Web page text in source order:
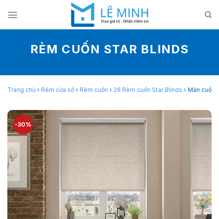
content
RÈM CUỐN STAR BLINDS
Trang chủ › Rèm cửa sổ › Rèm cuốn › 26 Rèm cuốn Star Blinds › Màn cuốn
-30%